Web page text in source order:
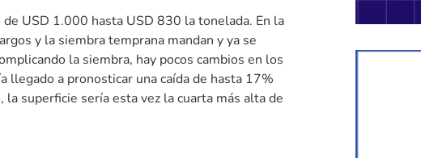
USD 1.000 hasta USD 830 la tonelada. En la
y la siembra temprana mandan y ya se
la siembra, hay pocos cambios en los
llegado a pronosticar una caída de hasta 17%
superficie sería esta vez la cuarta más alta de